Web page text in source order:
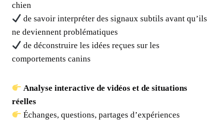
chien
de savoir interpréter des signaux subtils avant qu’ils
ne deviennent problématiques
de déconstruire les idées reçues sur les
comportements canins
Analyse interactive de vidéos et de situations
réelles
Échanges, questions, partages d’expériences